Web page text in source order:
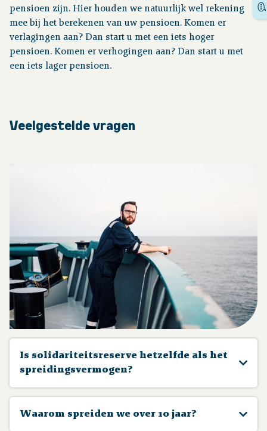
pensioen zijn. Hier houden we natuurlijk wel rekening
mee bij het berekenen van uw pensioen. Komen er
verlagingen aan? Dan start u met een iets hoger
pensioen. Komen er verhogingen aan? Dan start u met
een iets lager pensioen.
Veelgestelde vragen
Is solidariteitsreserve hetzelfde als het
spreidingsvermogen?
Nee. Dit zijn verschillende dingen. De
solidariteitsreserve is 1 van de middelen die we
Waarom spreiden we over 10 jaar?